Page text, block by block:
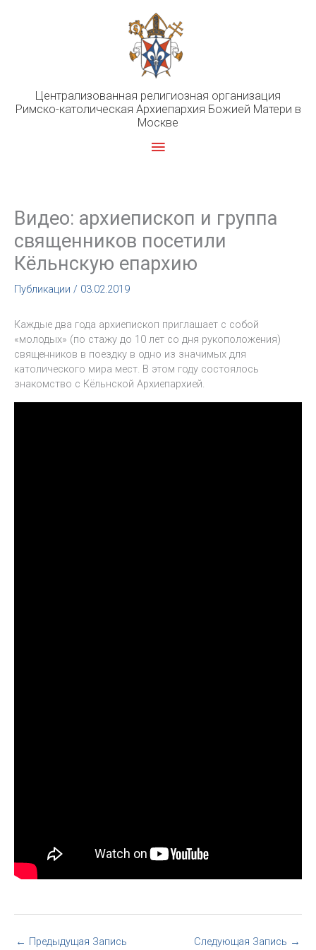
Централизованная религиозная организация
Римско-католическая Архиепархия Божией Матери в
Москве
Главное
Видео: архиепископ и группа
священников посетили
Кёльнскую епархию
Публикации / 03.02.2019
Каждые два года архиепископ приглашает с собой
«молодых» (по стажу до 10 лет со дня рукоположения)
священников в поездку в одно из значимых для
католического мира мест. В этом году состоялось
знакомство с Кёльнской Архиепархией.
← Предыдущая Запись Следующая Запись →